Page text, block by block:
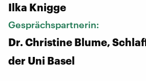
Ilka Knigge
Gesprächspartnerin:
Dr. Christine Blume,
der Uni Basel